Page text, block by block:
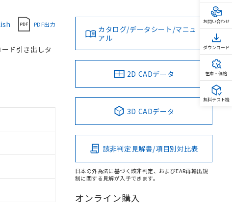
PDF出力
ド引き出しタ
カタログ/データシート/マニュ
アル
2D CADデータ
3D CADデータ
該非判定見解書/項目別対比表
日本の外為法に基づく該非判定、およびEAR再輸出規
制に関する見解が入手できます。
オンライン購入
お問い合わせ
ダウンロード
在庫・価格
無料テスト機